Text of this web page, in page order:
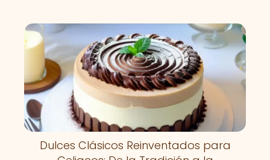
Dulces Clásicos Reinventados para